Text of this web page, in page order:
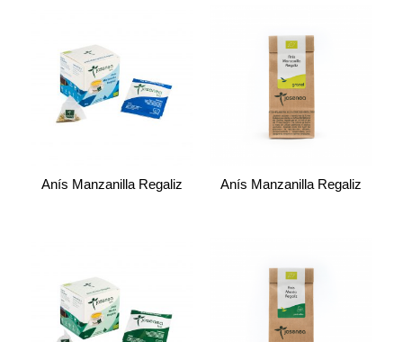
Anís Manzanilla Regaliz Anís Manzanilla Regaliz